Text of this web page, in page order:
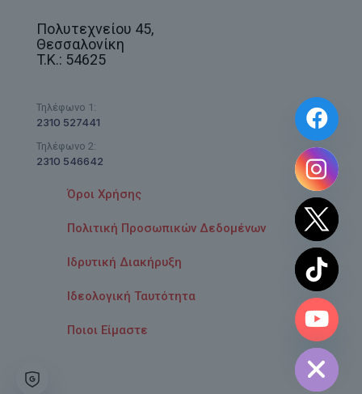
Πολυτεχνείου 45,
Θεσσαλονίκη
T.K.: 54625
2310 527441
Τηλέφωνο 1:
2310 546642
Τηλέφωνο 2:
Όροι Χρήσης
Πολιτική Προσωπικών Δεδομένων
Ιδρυτική Διακήρυξη
Ιδεολογική Ταυτότητα
Ποιοι Είμαστε
Hide
chaty